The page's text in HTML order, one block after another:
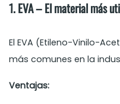
1. EVA – El material más
El EVA (Etileno-Vinilo-
más comunes en la
Ventajas: